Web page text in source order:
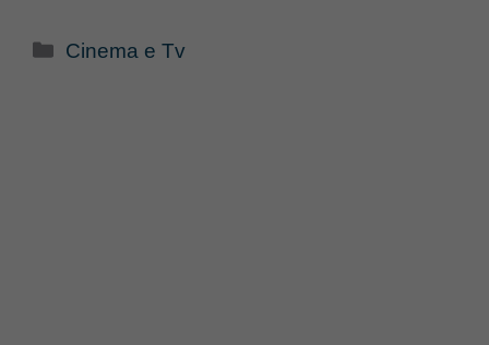
Categorie
Cinema e Tv